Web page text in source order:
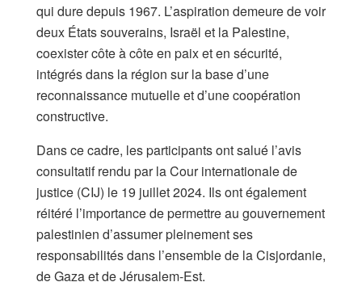
qui dure depuis 1967. L’aspiration demeure de voir
deux États souverains, Israël et la Palestine,
coexister côte à côte en paix et en sécurité,
intégrés dans la région sur la base d’une
reconnaissance mutuelle et d’une coopération
constructive.
Dans ce cadre, les participants ont salué l’avis
consultatif rendu par la Cour internationale de
justice (CIJ) le 19 juillet 2024. Ils ont également
réitéré l’importance de permettre au gouvernement
palestinien d’assumer pleinement ses
responsabilités dans l’ensemble de la Cisjordanie,
de Gaza et de Jérusalem-Est.